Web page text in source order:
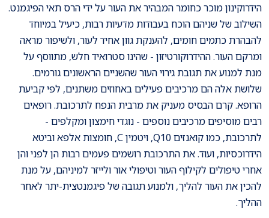
הידרוקינון מוכר כחומר המבהיר את העור על ידי הרס תאי הפיגמנט.
השילוב של שניהם הוכח בעבודות מדעיות רבות, כיעיל במיוחד
להבהרת כתמים חומים, להענקת גוון אחיד לעור, ולשיפור מראה
ומרקם העור. ההידרוקורטיזון - שהינו סטרואיד חלש, מתווסף על
מנת למנוע את תגובת גירוי העור שהשניים הראשונים גורמים.
שלושת אלה הם מרכיבים פעילים באחוזים משתנים, לפי קביעת
הרופא. קרם הבסיס מעניק את מרבית הנפח לתרכובת. רופאים
רבים מוסיפים מרכיבים נוספים - נוגדי חימצון ומקלפים -
לתרכובת, כמו קואנזים Q10, ויטמין C, חומצות אלפא וביטא
הידרוכסיות, ועוד. את התרכובת רושמים פעמים רבות הן לפני והן
אחרי טיפולים לקילוף העור וטיפולי אור ולייזר למיניהם, על מנת
להכין את העור להליך, ולמנוע תגובה של פיגמנטצית-יתר לאחר
ההליך.